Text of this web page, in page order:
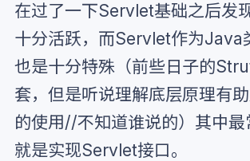
在过了一下Servlet基础之后发
十分活跃，而Servlet作为Java
也是十分特殊（前些日子的
套，但是听说理解底层原理有
的使用//不知道谁说的）其中最
就是实现Servlet接口。